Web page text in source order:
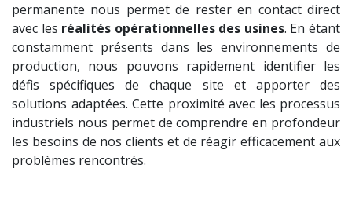
permanente nous permet de rester en contact direct
avec les réalités opérationnelles des usines. En étant
constamment présents dans les environnements de
production, nous pouvons rapidement identifier les
défis spécifiques de chaque site et apporter des
solutions adaptées. Cette proximité avec les processus
industriels nous permet de comprendre en profondeur
les besoins de nos clients et de réagir efficacement aux
problèmes rencontrés.